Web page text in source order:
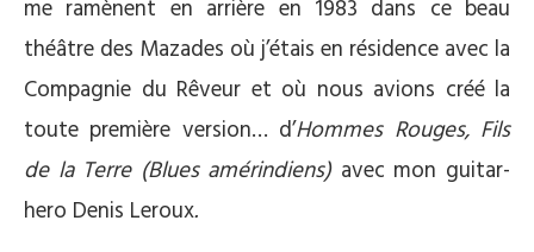
me ramènent en arrière en 1983 dans ce beau
théâtre des Mazades où j’étais en résidence avec la
Compagnie du Rêveur et où nous avions créé la
toute première version… d’Hommes Rouges, Fils
de la Terre (Blues amérindiens)avec mon guitar-
hero Denis Leroux.